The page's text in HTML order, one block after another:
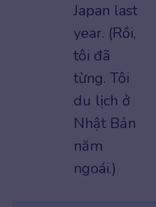
Japan last
year. (Rồi,
tôi đã
từng. Tôi
du lịch ở
Nhật Bản
năm
ngoái.)